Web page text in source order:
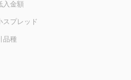
入金額
スプレッド
品種